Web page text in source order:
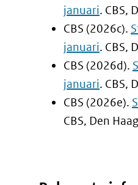
januari. CBS,
CBS (2026c).
januari. CBS,
CBS (2026d).
januari. CBS,
CBS (2026e).
CBS, Den